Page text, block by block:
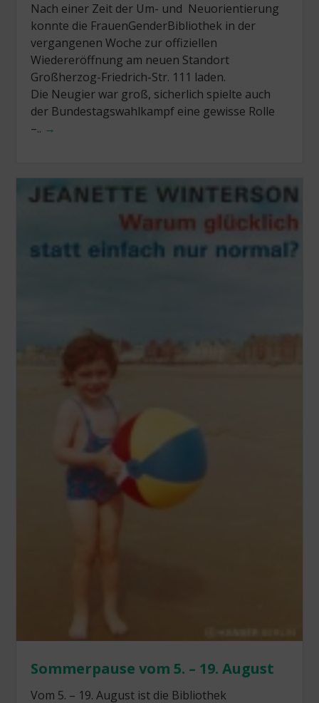
Nach einer Zeit der Um- und Neuorientierung
konnte die FrauenGenderBibliothek in der
vergangenen Woche zur offiziellen
Wiedereröffnung am neuen Standort
Großherzog-Friedrich-Str. 111 laden.
Die Neugier war groß, sicherlich spielte auch
der Bundestagswahlkampf eine gewisse Rolle
–.. →
Sommerpause vom 5. – 19. August
Vom 5. – 19. August ist die Bibliothek